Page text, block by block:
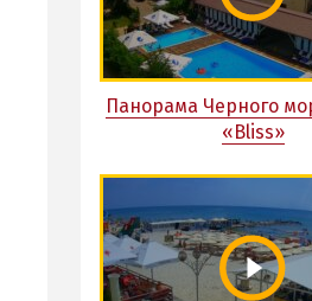
Панорама Черного
«Bliss»